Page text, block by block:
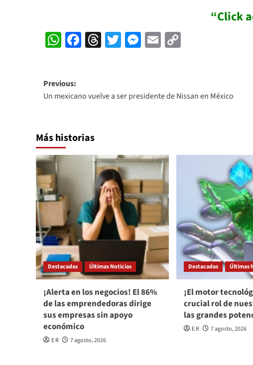
“Click
WhatsApp
Facebook
Threads
Twitter
Messenger
Email
Post
navigation
Previous:
Un mexicano vuelve a ser presidente de Nissan en México
Más historias
Destacadas Últimas Noticias
¡Alerta en los negocios! El 86%
de las emprendedoras dirige
sus empresas sin apoyo
económico
E R 7 agosto, 2026
Destacadas Últimas
¡El motor
crucial rol de
las grandes
E R 7 agosto, 2026